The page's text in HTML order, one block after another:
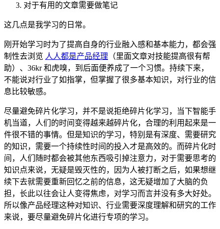
对于有用的文章需要做笔记
这几点是我学习的日常。
刚开始学习时为了提高自身的行业融入感和基本能力，都会强
制性去浏览 人人都是产品经理 （里面文章对技能提高很有帮
助）、36kr 和虎嗅，到后面便养成了一个习惯。持续下来，
不能说对行业了如指掌，但掌握了很多基本知识，对行业的信
息比较敏感。
尽量避免碎片化学习，并不是说拒绝碎片化学习，当下智能手
机当道，人们的时间变得越来越碎片化，合理的利用起来是一
件很不错的事情。但是知识的学习，特别是有深度、需要研究
的知识，需要一个持续性时间的投入才是高效的。而碎片化时
间，人们随时都会被其他东西吸引掉注意力，对于需要思考的
知识点来说，无疑是毁灭性的，因为人被打断之后，如果想继
续下去就需要重新回忆之前的信息，这无疑增加了大脑的负
担，长此以往会让人变得焦虑，对学习而言并没有多大好处。
所以像产品经理这种对知识、行业需要深度理解和研究的工作
来说，要尽量避免碎片化进行专项的学习。